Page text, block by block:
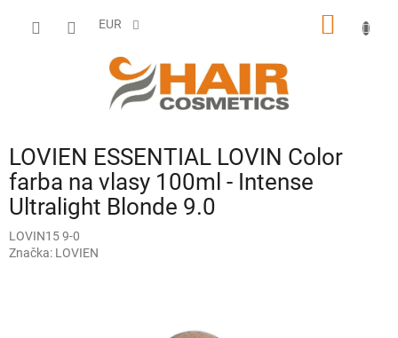
EUR
LOVIEN ESSENTIAL LOVIN Color
farba na vlasy 100ml - Intense
Ultralight Blonde 9.0
LOVIN15 9-0
Značka: LOVIEN